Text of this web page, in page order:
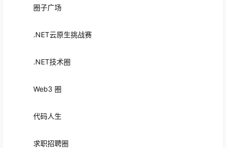
圈子广场
.NET云原生挑战赛
.NET技术圈
Web3 圈
代码人生
求职招聘圈